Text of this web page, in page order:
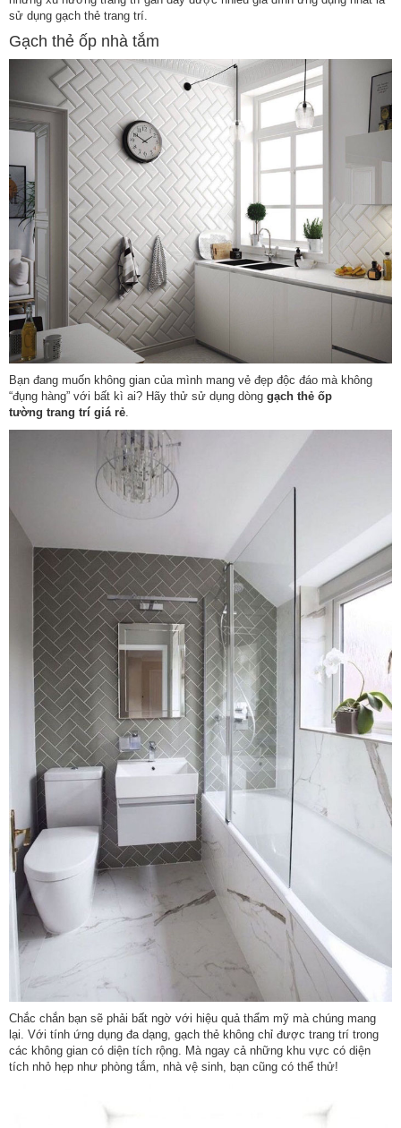
sử dụng gạch thẻ trang trí.
Gạch thẻ ốp nhà tắm
Bạn đang muốn không gian của mình mang vẻ đẹp độc đáo mà không
“đụng hàng” với bất kì ai? Hãy thử sử dụng dòng gạch thẻ ốp
tường trang trí giá rẻ
Chắc chắn bạn sẽ phải bất ngờ với hiệu quả thẩm mỹ mà chúng mang
lại. Với tính ứng dụng đa dạng, gạch thẻ không chỉ được trang trí trong
các không gian có diện tích rộng. Mà ngay cả những khu vực có diện
tích nhỏ hẹp như phòng tắm, nhà vệ sinh, bạn cũng có thể thử!